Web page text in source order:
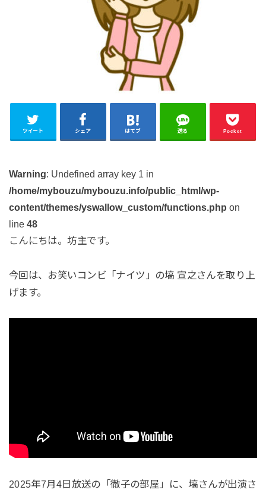
ツイート シェア はてブ 送る Pocket
Warning: Undefined array key 1 in
/home/mybouzu/mybouzu.info/public_html/wp-
content/themes/yswallow_custom/functions.php on
line 48
こんにちは。坊主です。
今回は、お笑いコンビ「ナイツ」の塙 宣之さんを取り上
げます。
2025年7月4日放送の「徹子の部屋」に、塙さんが出演さ